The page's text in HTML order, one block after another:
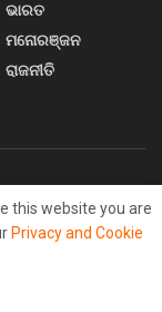
ଭାରତ
ମନୋରଞ୍ଜନ
ରାଜନୀତି
Home 3
this website you are
Privacy and Cookie